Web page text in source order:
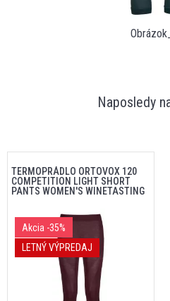
Naposledy
TERMOPRÁDLO ORTOVOX 120
COMPETITION LIGHT SHORT
PANTS WOMEN'S WINETASTING
Akcia -35%
LETNÝ VÝPREDAJ